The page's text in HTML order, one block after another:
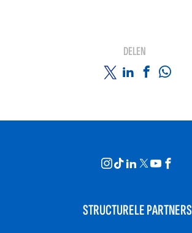
DELEN
STRUCTURELE PARTNERS